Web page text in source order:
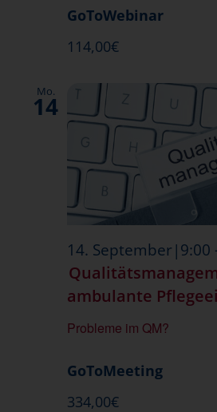
GoToWebinar
114,00€
Mo.
14
Probleme im QM?
14. September|9:00
ambulante
GoToMeeting
334,00€